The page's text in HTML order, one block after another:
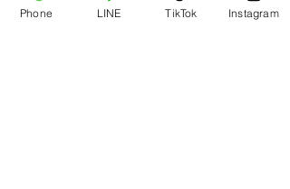
Phone LINE TikTok Instagram